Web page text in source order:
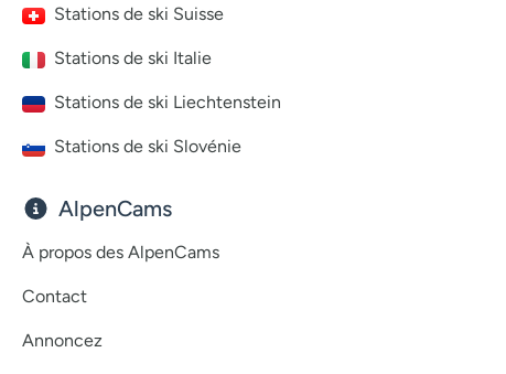
Stations de ski Suisse
Stations de ski Italie
Stations de ski Liechtenstein
Stations de ski Slovénie
AlpenCams
À propos des AlpenCams
Contact
Annoncez